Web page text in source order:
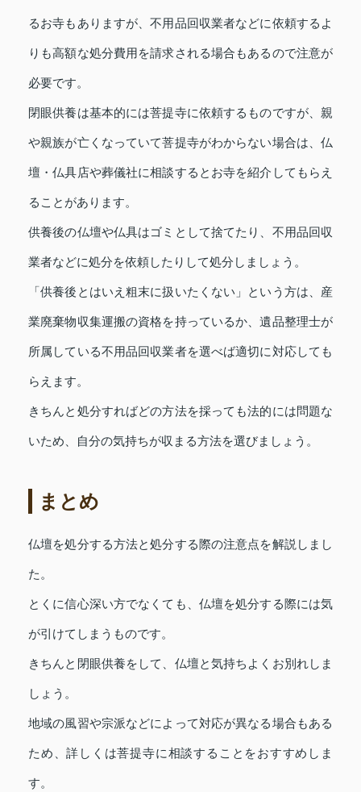
るお寺もありますが、不用品回収業者などに依頼するよ
りも高額な処分費用を請求される場合もあるので注意が
必要です。
閉眼供養は基本的には菩提寺に依頼するものですが、親
や親族が亡くなっていて菩提寺がわからない場合は、仏
壇・仏具店や葬儀社に相談するとお寺を紹介してもらえ
ることがあります。
供養後の仏壇や仏具はゴミとして捨てたり、不用品回収
業者などに処分を依頼したりして処分しましょう。
「供養後とはいえ粗末に扱いたくない」という方は、産
業廃棄物収集運搬の資格を持っているか、遺品整理士が
所属している不用品回収業者を選べば適切に対応しても
らえます。
きちんと処分すればどの方法を採っても法的には問題な
いため、自分の気持ちが収まる方法を選びましょう。
まとめ
仏壇を処分する方法と処分する際の注意点を解説しまし
た。
とくに信心深い方でなくても、仏壇を処分する際には気
が引けてしまうものです。
きちんと閉眼供養をして、仏壇と気持ちよくお別れしま
しょう。
地域の風習や宗派などによって対応が異なる場合もある
ため、詳しくは菩提寺に相談することをおすすめしま
す。